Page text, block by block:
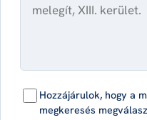
Hozzájárulok, hogy a
megkeresés